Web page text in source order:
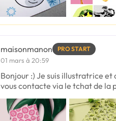
maisonmanon PRO START
01 mars à 20:59
Bonjour :) Je suis illustratrice
vous contacte via le tchat de la